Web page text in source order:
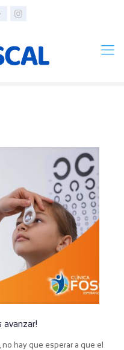
avanzar!
hay que esperar a que el